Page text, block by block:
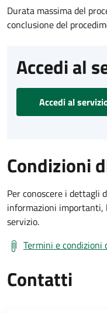
Durata massima del
conclusione del
Accedi al
Accedi al
Condizioni
Per conoscere i dettagli
informazioni importanti,
servizio.
Termini e condizioni
Contatti